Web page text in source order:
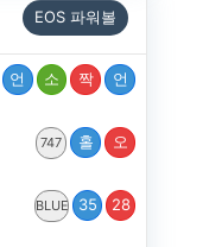
EOS 파워볼
언 소 짝 언
747 홀 오
BLUE 35 28